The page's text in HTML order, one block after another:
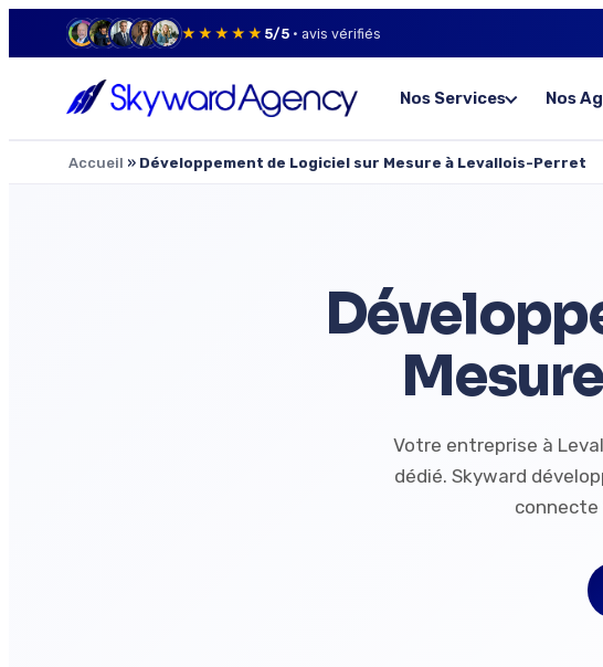
★★★★★ 5/5 · avis vérifiés
Nos Services Nos
Accueil » Développement de Logiciel sur Mesure à Levallois-Perret
Votre entreprise à
dédié. Skyward
connecte